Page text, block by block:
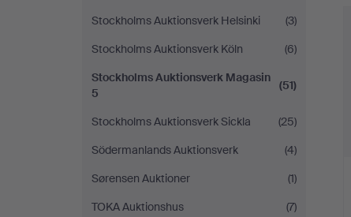
Stockholms Auktionsverk Helsinki
(3)
Stockholms Auktionsverk Köln
(6)
Stockholms Auktionsverk Magasin
5
(51)
Stockholms Auktionsverk Sickla
(25)
Södermanlands Auktionsverk
(4)
Sørensen Auktioner
(1)
TOKA Auktionshus
(7)